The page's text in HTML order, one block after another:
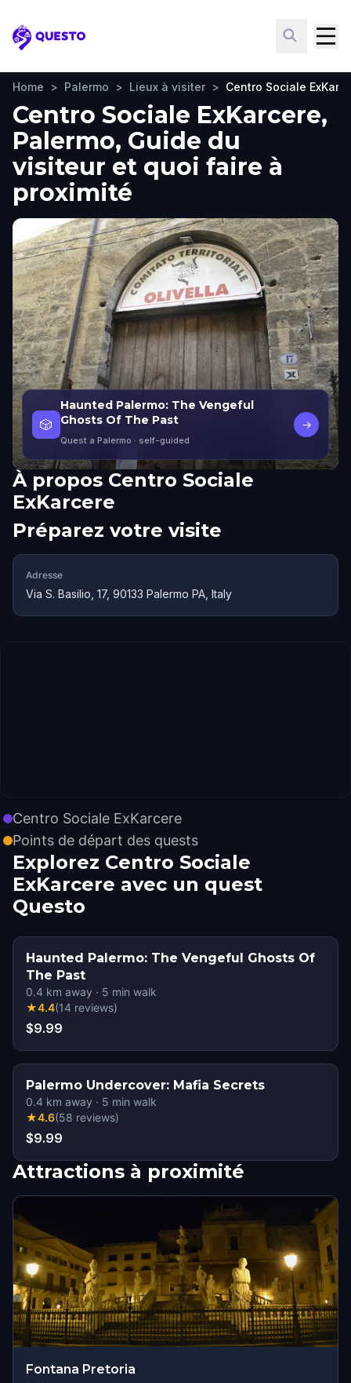
Questo
Home > Palermo > Lieux à visiter > Centro Sociale
Centro Sociale ExKarcere,
Palermo, Guide du
visiteur et quoi faire à
proximité
🎲
Haunted Palermo: The Vengeful
Ghosts Of The Past
Quest a Palermo · self-guided
→
À propos Centro Sociale
ExKarcere
Préparez votre visite
Adresse
Via S. Basilio, 17, 90133 Palermo PA, Italy
Centro Sociale ExKarcere
Points de départ des quests
Explorez Centro Sociale
ExKarcere avec un quest
Questo
Haunted Palermo: The Vengeful Ghosts Of
The Past
0.4 km away · 5 min walk
★4.4(14 reviews)
$9.99
Palermo Undercover: Mafia Secrets
0.4 km away · 5 min walk
★4.6(58 reviews)
$9.99
Attractions à proximité
Fontana Pretoria